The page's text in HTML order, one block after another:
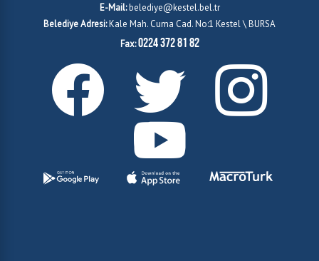
E-Mail:belediye@kestel.bel.tr
Belediye Adresi:Kale Mah. Cuma Cad. No:1 Kestel \ BURSA
Fax:0224 372 81 82